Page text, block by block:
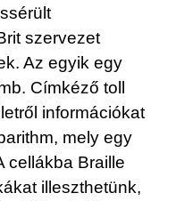
szervezet
Az egyik egy
Címkéző toll
információkat
mely egy
cellákba Braille
illeszthetünk,